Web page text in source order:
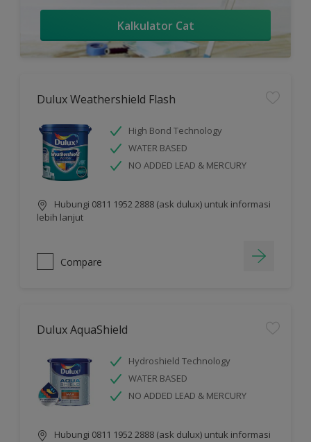
Kalkulator Cat
Dulux Weathershield Flash
High Bond Technology
WATER BASED
NO ADDED LEAD & MERCURY
Hubungi 0811 1952 2888 (ask dulux) untuk informasi
lebih lanjut
Compare
Dulux AquaShield
Hydroshield Technology
WATER BASED
NO ADDED LEAD & MERCURY
Hubungi 0811 1952 2888 (ask dulux) untuk informasi